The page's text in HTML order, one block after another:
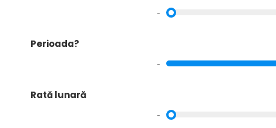
-
Perioada?
-
Rată lunară
-